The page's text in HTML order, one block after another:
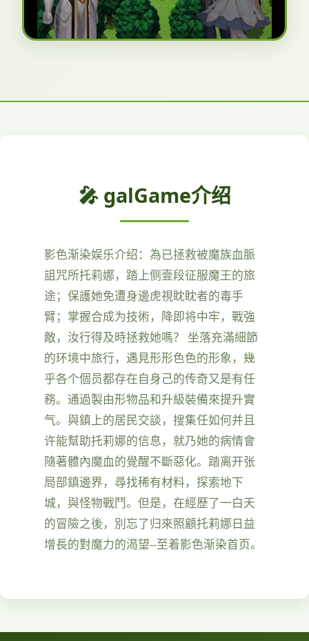
🎤 galGame介绍
影色渐染娱乐介绍：為已拯救被魔族血脈
詛咒所托莉娜，踏上侧壹段征服魔王的旅
途；保護她免遭身邊虎視眈眈者的毒手
臂；掌握合成为技術，降即将中牢，戰強
敵，汝行得及時拯救她嗎？ 坐落充滿細節
的环境中旅行，遇見形形色色的形象，幾
乎各个個员都存在自身己的传奇又是有任
務。通過製由形物品和升級裝備來提升實
气。與鎮上的居民交談，搜集任如何并且
许能幫助托莉娜的信息，就乃她的病情會
隨著體內魔血的覺醒不斷惡化。踏离开张
局部鎮邊界，尋找稀有材料，探索地下
城，與怪物戰鬥。但是，在經歷了一白天
的冒險之後，別忘了归來照顧托莉娜日益
增長的對魔力的渴望--至着影色渐染首页。